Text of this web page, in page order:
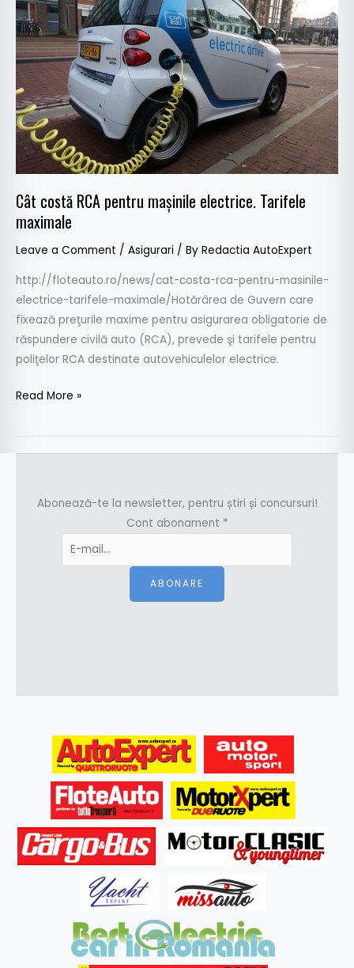
Cât costă RCA pentru mașinile electrice. Tarifele
maximale
Leave a Comment / Asigurari / By Redactia AutoExpert
http://floteauto.ro/news/cat-costa-rca-pentru-masinile-
electrice-tarifele-maximale/Hotărârea de Guvern care
fixează preţurile maxime pentru asigurarea obligatorie de
răspundere civilă auto (RCA), prevede şi tarifele pentru
poliţelor RCA destinate autovehiculelor electrice.
RCA
pentru
mașinile
electrice.
Tarifele
maximale
Read More »
Abonează-te la newsletter, pentru știri și concursuri!
Cont abonament *
ABONARE